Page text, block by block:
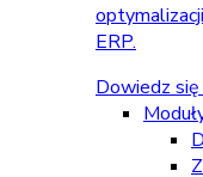
ERP.
Dowiedz